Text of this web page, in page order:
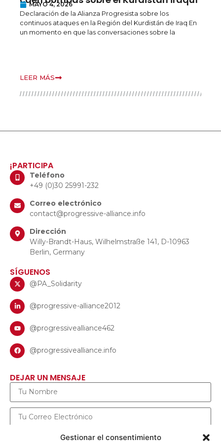
Gestionar el consentimiento
MAYO 4, 2026
Declaración de la Alianza Progresista sobre los
continuos ataques en la Región del Kurdistán de Iraq En
un momento en que las conversaciones sobre la
LEER MÁS
¡PARTICIPA
Teléfono
+49 (0)30 25991-232
Correo electrónico
contact@progressive-alliance.info
Dirección
Willy-Brandt-Haus, Wilhelmstraße 141, D-10963
Berlin, Germany
SÍGUENOS
@PA_Solidarity
@progressive-alliance2012
@progressivealliance462
@progressivealliance.info
DEJAR UN MENSAJE